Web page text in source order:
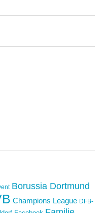
Borussia Dortmund
Champions League DFB-